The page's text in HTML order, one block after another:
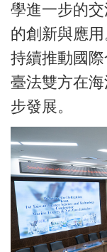
學進一步的
的創新與應
持續推動國
臺法雙方在
步發展。